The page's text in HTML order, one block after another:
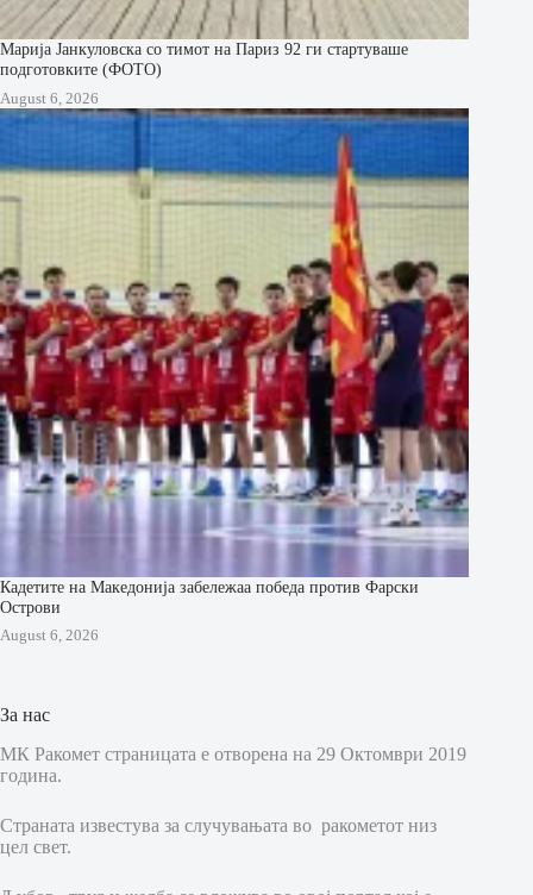
Марија Јанкуловска со тимот на Париз 92 ги стартуваше
подготовките (ФОТО)
August 6, 2026
Кадетите на Македонија забележаа победа против Фарски
Острови
August 6, 2026
За нас
МК Ракомет страницата е отворена на 29 Октомври 2019
година.
Страната известува за случувањата во ракометот низ
цел свет.